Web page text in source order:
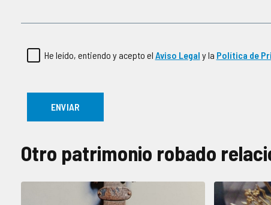
He leído, entiendo y acepto el Aviso Legal y la Política de
Otro patrimonio robado